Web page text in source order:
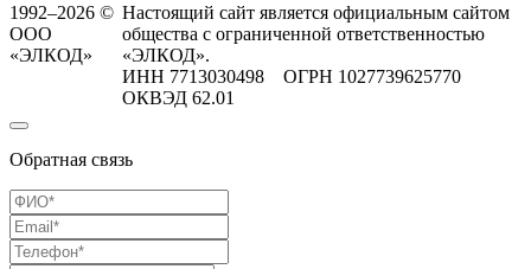
1992–2026 ©
ООО
«ЭЛКОД»
Настоящий сайт является официальным сайтом
общества с ограниченной ответственностью
«ЭЛКОД».
ИНН 7713030498 ОГРН 1027739625770
ОКВЭД 62.01
Обратная связь